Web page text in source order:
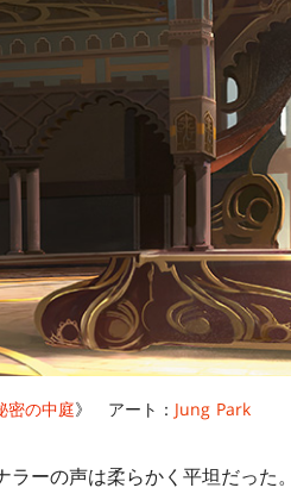
密の中庭》 アート： Jung Park
ラーの声は柔らかく平坦だっ